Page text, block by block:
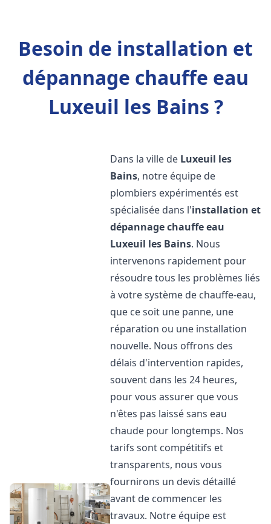
Besoin de installation et
dépannage chauffe eau
Luxeuil les Bains ?
Dans la ville de Luxeuil les
Bains, notre équipe de
plombiers expérimentés est
spécialisée dans l'installation et
dépannage chauffe eau
Luxeuil les Bains. Nous
intervenons rapidement pour
résoudre tous les problèmes liés
à votre système de chauffe-eau,
que ce soit une panne, une
réparation ou une installation
nouvelle. Nous offrons des
délais d'intervention rapides,
souvent dans les 24 heures,
pour vous assurer que vous
n'êtes pas laissé sans eau
chaude pour longtemps. Nos
tarifs sont compétitifs et
transparents, nous vous
fournirons un devis détaillé
avant de commencer les
travaux. Notre équipe est